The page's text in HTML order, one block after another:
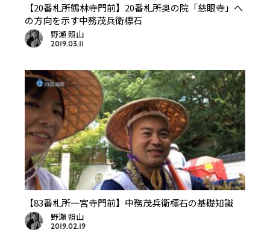
【20番札所鶴林寺門前】20番札所奥の院「慈眼寺」へ
の方向を示す中務茂兵衛標石
野瀬 照山
2019.03.11
【83番札所一宮寺門前】中務茂兵衛標石の基礎知識
野瀬 照山
2019.02.19